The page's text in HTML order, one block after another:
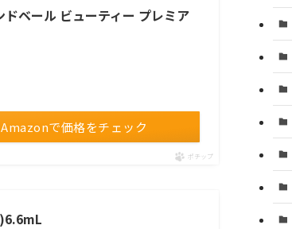
ベール ビューティー プレミア
Amazonで価格をチェック
ポチップ